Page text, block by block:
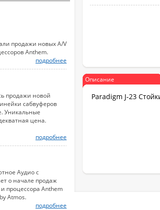
Описание
Paradigm J-23
продажи новых A/V
Anthem.
подробнее
продажи новой
сабвуферов
Уникальные
цена.
подробнее
Аудио с
о начале продаж
процессора Anthem
Atmos.
подробнее